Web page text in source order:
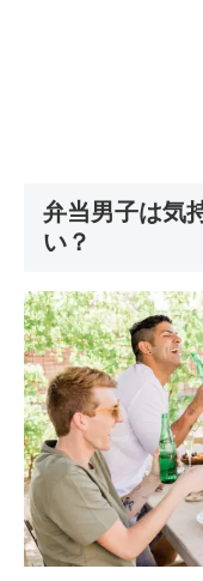
弁当男子は気
い？